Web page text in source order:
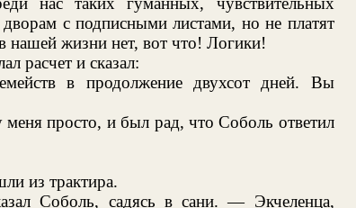
с подписными листами, но не платят
жизни нет, вот что! Логики!
расчет и сказал:
в продолжение двухсот дней. Вы
просто, и был рад, что Соболь ответил
из трактира.
Соболь, садясь в сани. — Экчеленца,